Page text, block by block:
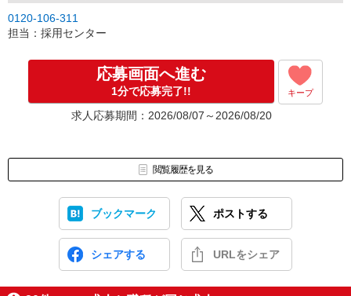
0120-106-311
担当：採用センター
応募画面へ進む
1分で応募完了!! キープ
求人応募期間：2026/08/07～2026/08/20
閲覧履歴を見る
ブックマーク ポストする
シェアする URLをシェア